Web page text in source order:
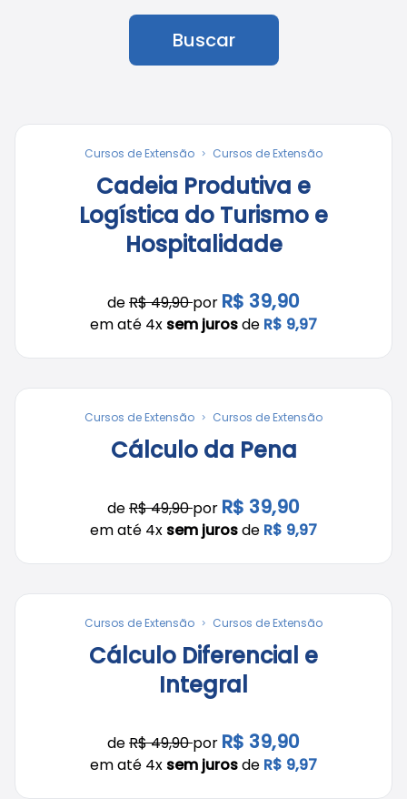
Buscar
Cursos de Extensão Cursos de Extensão
Cadeia Produtiva e
Logística do Turismo e
Hospitalidade
deR$ 49,90por R$ 39,90
em até 4x sem jurosde R$ 9,97
Cursos de Extensão Cursos de Extensão
Cálculo da Pena
deR$ 49,90por R$ 39,90
em até 4x sem jurosde R$ 9,97
Cursos de Extensão Cursos de Extensão
Cálculo Diferencial e
Integral
deR$ 49,90por R$ 39,90
em até 4x sem jurosde R$ 9,97